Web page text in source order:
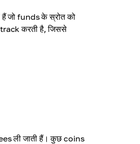
हैं जो funds के स्रोत को
करती है, जिससे
ली जाती हैं। कुछ coins